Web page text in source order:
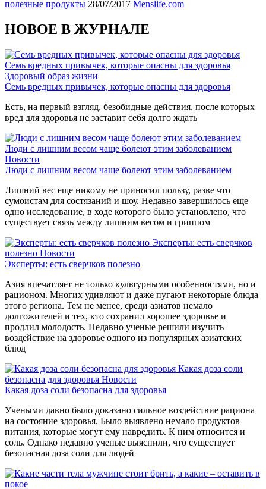
полезные продукты 28/07/2017 Menslife.com
НОВОЕ В ЖУРНАЛЕ
Семь вредных привычек, которые опасны для здоровья
Здоровый образ жизни
Семь вредных привычек, которые опасны для здоровья
Есть, на первый взгляд, безобидные действия, после которых
вред для здоровья не заставит себя долго ждать
Люди с лишним весом чаще болеют этим заболеванием
Новости
Люди с лишним весом чаще болеют этим заболеванием
Лишний вес еще никому не приносил пользу, разве что
сумоистам для состязаний и шоу. Недавно завершилось еще
одно исследование, в ходе которого было установлено, что
существует связь между лишним весом и гриппом
Эксперты: есть сверчков
полезно Новости
Эксперты: есть сверчков полезно
Азия впечатляет не только культурными особенностями, но и
рационом. Многих удивляют и даже пугают некоторые блюда
этого региона. Тем не менее, среди азиатов немало
долгожителей и тех, кто сохранил хорошее здоровье и
продлил молодость. Недавно ученые решили изучить
воздействие на здоровье одного из популярных азиатских
блюд
Какая доза соли
безопасна для здоровья Новости
Какая доза соли безопасна для здоровья
Учеными давно было доказано сильное воздействие рациона
на состояние здоровья. Было выявлено немало продуктов
питания, которые могут ему навредить. К ним относится и
соль. Однако недавно ученые выяснили, что существует
безопасная доза соли для людей